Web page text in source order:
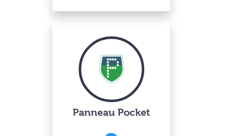
Panneau Pocket